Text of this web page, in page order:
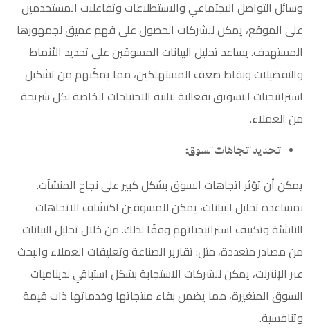
وسائل التواصل الاجتماعي والاستطلاعات وتفاعلات المستخدمين
على الموقع، يمكن للشركات الحصول على فهم عميق لجمهورها
المستهدف. يساعد تحليل البيانات المسوقين على تحديد الأنماط
والتفضيلات ونقاط ضعف المستهلكين، مما يمكّنهم من تشكيل
استراتيجيات التسويق بفعالية لتلبية الاحتياجات الخاصة لكل شريحة
من العملاء.
تحديد اتجاهات السوق:
يمكن أن تؤثر اتجاهات السوق بشكل كبير على نجاح المنشآت.
بمساعدة تحليل البيانات، يمكن للمسوقين اكتشاف الاتجاهات
الناشئة وتكييف استراتيجياتهم وفقًا لذلك. من خلال تحليل البيانات
من مصادر متعددة، مثل: تقارير الصناعة وتعليقات العملاء والبحث
عبر الإنترنت، يمكن للشركات الاستجابة بشكل استباقي لديناميات
السوق المتغيرة، مما يضمن بقاء منتجاتها وخدماتها ذات قيمة
وتنافسية.